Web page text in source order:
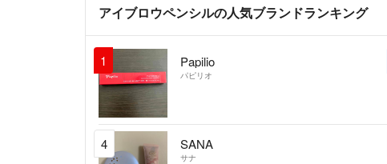
アイブロウペンシルの人気ブランドランキング
1 Papilio
パピリオ
4 SANA
サナ